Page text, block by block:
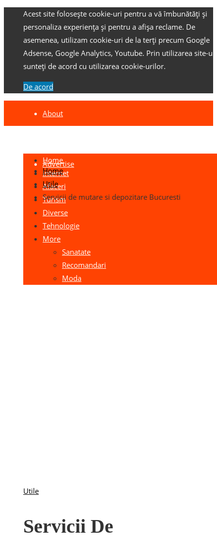
Acest site folosește cookie-uri pentru a vă îmbunătăți și
personaliza experiența și pentru a afișa reclame. De
asemenea, utilizam cookie-uri de la terți precum Google
Adsense, Google Analytics, Youtube. Prin utilizarea site-
sunteți de acord cu utilizarea cookie-urilor.
De acord
About
Advertise
Home
Internet
Afaceri
Turism
Diverse
Tehnologie
More
Sanatate
Recomandari
Moda
Home
Utile
Servicii de mutare si depozitare Bucuresti
Utile
Servicii De